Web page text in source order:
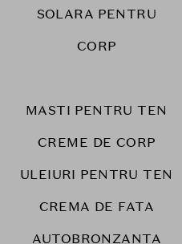
SOLARA PENTRU
CORP
MASTI PENTRU TEN
CREME DE CORP
ULEIURI PENTRU TEN
CREMA DE FATA
AUTOBRONZANTA